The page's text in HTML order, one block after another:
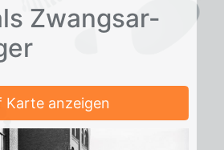
Zwangs­ar­
Karte anzeigen